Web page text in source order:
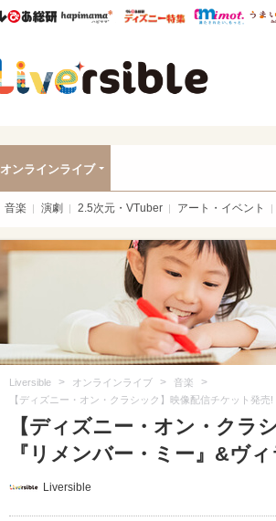
ウレぴあ総研ハピママ* ウレぴあ総
オンラインライブ
音楽 演劇 2.5次元・VTuber アート・イベント
Liversible > オンラインライブ > 音楽 >
【ディズニー・オン・クラシック】映像配信チケット発
【ディズニー・オン・クラ
『リメンバー・ミー』&ヴ
Liversible